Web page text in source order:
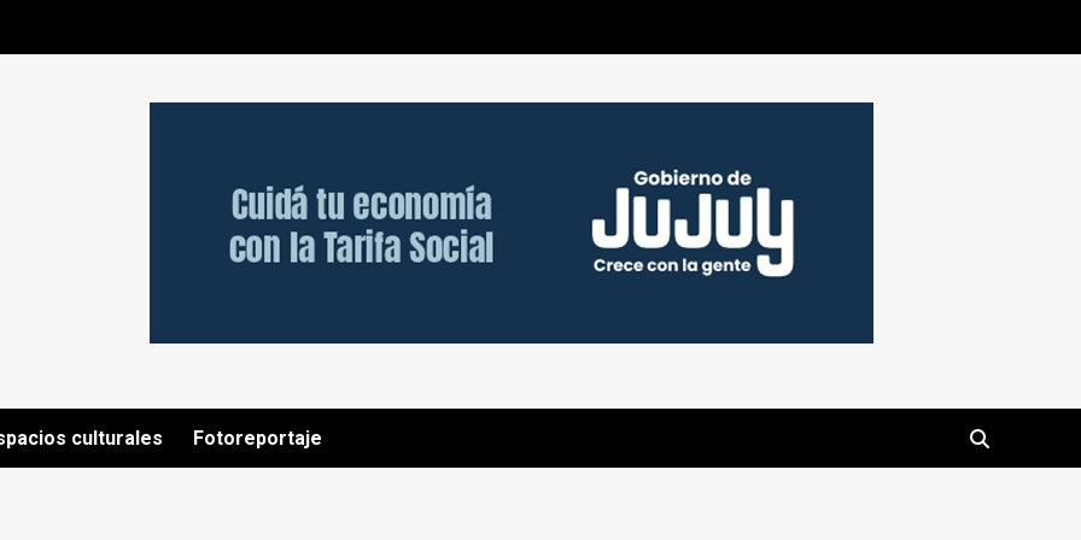
culturales Fotoreportaje